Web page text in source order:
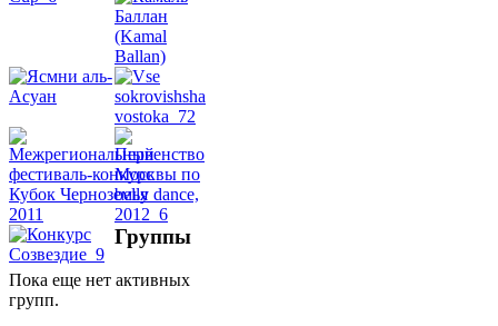
Группы
Пока еще нет активных
групп.